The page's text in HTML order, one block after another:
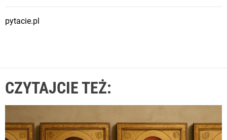
pytacie.pl
CZYTAJCIE TEŻ: